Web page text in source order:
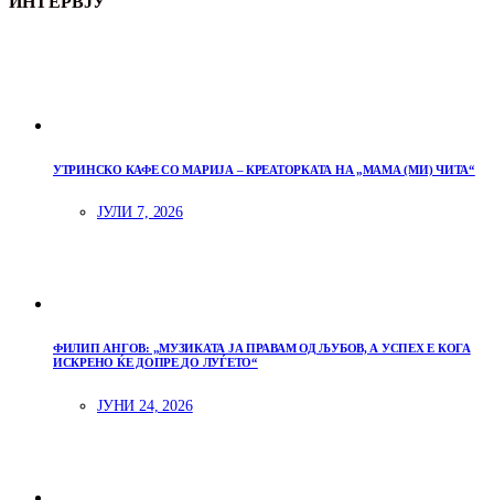
УТРИНСКО КАФЕ СО МАРИЈА – КРЕАТОРКАТА НА „МАМА (МИ) ЧИТА“
ЈУЛИ 7, 2026
ФИЛИП АНГОВ: „МУЗИКАТА ЈА ПРАВАМ ОД ЉУБОВ, А УСПЕХ Е КОГА
ИСКРЕНО ЌЕ ДОПРЕ ДО ЛУЃЕТО“
ЈУНИ 24, 2026